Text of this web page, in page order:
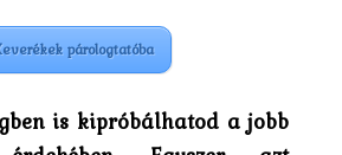
párologtatóba
is kipróbálhatod a jobb